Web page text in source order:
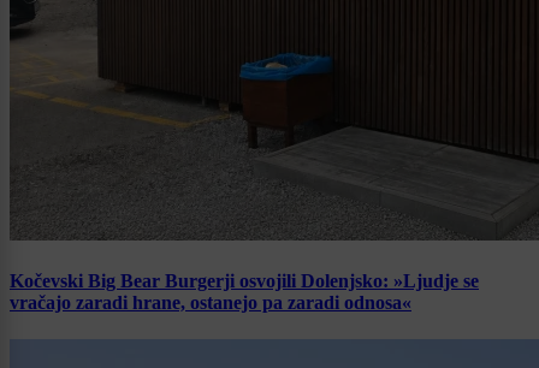
Kočevski Big Bear Burgerji osvojili Dolenjsko: »Ljudje se
vračajo zaradi hrane, ostanejo pa zaradi odnosa«